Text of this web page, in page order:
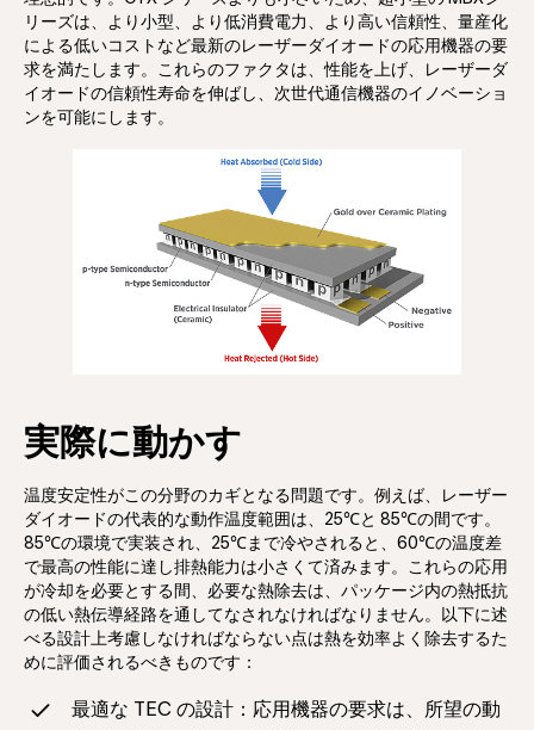
リーズは、より小型、より低消費電力、より高い信頼性、量産化
による低いコストなど最新のレーザーダイオードの応用機器の要
求を満たします。これらのファクタは、性能を上げ、レーザーダ
イオードの信頼性寿命を伸ばし、次世代通信機器のイノベーショ
ンを可能にします。
実際に動かす
温度安定性がこの分野のカギとなる問題です。例えば、レーザー
ダイオードの代表的な動作温度範囲は、25℃と 85℃の間です。
85℃の環境で実装され、25℃まで冷やされると、60℃の温度差
で最高の性能に達し排熱能力は小さくて済みます。これらの応用
が冷却を必要とする間、必要な熱除去は、パッケージ内の熱抵抗
の低い熱伝導経路を通してなされなければなりません。以下に述
べる設計上考慮しなければならない点は熱を効率よく除去するた
めに評価されるべきものです：
最適な TEC の設計：応用機器の要求は、所望の動